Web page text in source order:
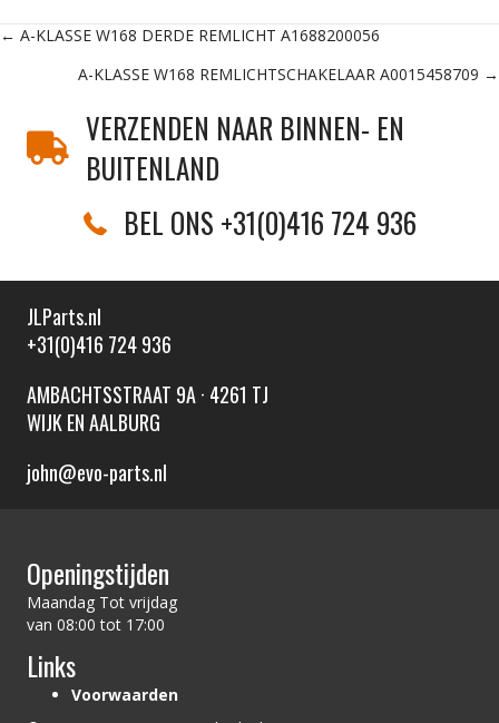
Posts
navigation
← A-KLASSE W168 DERDE REMLICHT A1688200056
A-KLASSE W168 REMLICHTSCHAKELAAR A0015458709 →
VERZENDEN NAAR BINNEN- EN
BUITENLAND
BEL ONS +31(0)416 724 936
JLParts.nl
+31(0)416 724 936
AMBACHTSSTRAAT 9A · 4261 TJ
WIJK EN AALBURG
john@evo-parts.nl
Openingstijden
Maandag Tot vrijdag
van 08:00 tot 17:00
Links
Voorwaarden